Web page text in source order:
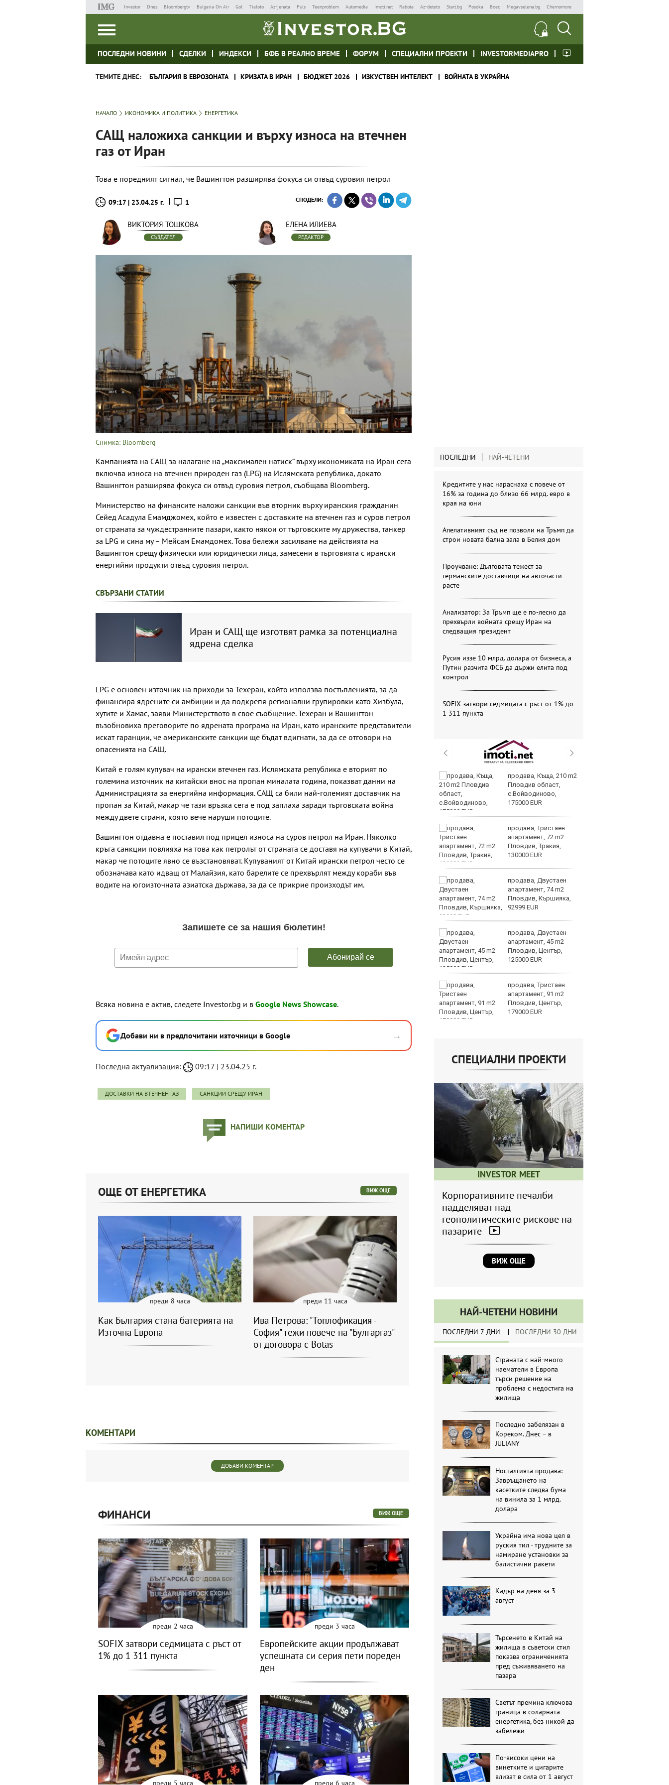
Investor Dnes Bloombergtv Bulgaria On Air Gol Tialoto Az-jenata Puls Teenproblem Automedia Imoti.net Rabota Az-deteto Start.bg Posoka Boec Megavselena.bg Chernomore
ПОСЛЕДНИ НОВИНИ СДЕЛКИ ИНДЕКСИ БФБ В РЕАЛНО ВРЕМЕ ФОРУМ СПЕЦИАЛНИ ПРОЕКТИ INVESTORMEDIAPRO
ТЕМИТЕ ДНЕС: БЪЛГАРИЯ В ЕВРОЗОНАТА КРИЗАТА В ИРАН БЮДЖЕТ 2026 ИЗКУСТВЕН ИНТЕЛЕКТ ВОЙНАТА В УКРАЙНА
НАЧАЛО ИКОНОМИКА И ПОЛИТИКА ЕНЕРГЕТИКА
САЩ наложиха санкции и върху износа на втечнен
газ от Иран
Това е поредният сигнал, че Вашингтон разширява фокуса си отвъд суровия петрол
09:17 | 23.04.25 г. 1 СПОДЕЛИ:
ВИКТОРИЯ ТОШКОВА
СЪЗДАТЕЛ
ЕЛЕНА ИЛИЕВА
РЕДАКТОР
Снимка: Bloomberg
Кампанията на САЩ за налагане на „максимален натиск“ върху икономиката на Иран сега
включва износа на втечнен природен газ (LPG) на Ислямската република, докато
Вашингтон разширява фокуса си отвъд суровия петрол, съобщава Bloomberg.
Министерство на финансите наложи санкции във вторник върху иранския гражданин
Сейед Асадула Емамджомех, който е известен с доставките на втечнен газ и суров петрол
от страната за чуждестранните пазари, както някои от търговските му дружества, танкер
за LPG и сина му – Мейсам Емамдомех. Това бележи засилване на действията на
Вашингтон срещу физически или юридически лица, замесени в търговията с ирански
енергийни продукти отвъд суровия петрол.
СВЪРЗАНИ СТАТИИ
Иран и САЩ ще изготвят рамка за потенциална
ядрена сделка
LPG е основен източник на приходи за Техеран, който използва постъпленията, за да
финансира ядрените си амбиции и да подкрепя регионални групировки като Хизбула,
хутите и Хамас, заяви Министерството в свое съобщение. Техеран и Вашингтон
възобновиха преговорите по ядрената програма на Иран, като иранските представители
искат гаранции, че американските санкции ще бъдат вдигнати, за да се отговори на
опасенията на САЩ.
Китай е голям купувач на ирански втечнен газ. Ислямската република е вторият по
големина източник на китайски внос на пропан миналата година, показват данни на
Администрацията за енергийна информация. САЩ са били най-големият доставчик на
пропан за Китай, макар че тази връзка сега е под заплаха заради търговската война
между двете страни, която вече наруши потоците.
Вашингтон отдавна е поставил под прицел износа на суров петрол на Иран. Няколко
кръга санкции повлияха на това как петролът от страната се доставя на купувачи в Китай,
макар че потоците явно се възстановяват. Купуваният от Китай ирански петрол често се
обозначава като идващ от Малайзия, като барелите се прехвърлят между кораби във
водите на югоизточната азиатска държава, за да се прикрие произходът им.
Всяка новина е актив, следете Investor.bg и в Google News Showcase.
Добави ни в предпочитани източници в Google →
Последна актуализация: 09:17 | 23.04.25 г.
ДОСТАВКИ НА ВТЕЧНЕН ГАЗ САНКЦИИ СРЕЩУ ИРАН
НАПИШИ КОМЕНТАР
ПОСЛЕДНИ НАЙ-ЧЕТЕНИ
Кредитите у нас нараснаха с повече от
16% за година до близо 66 млрд. евро в
края на юни
Апелативният съд не позволи на Тръмп да
строи новата бална зала в Белия дом
Проучване: Дълговата тежест за
германските доставчици на авточасти
расте
Анализатор: За Тръмп ще е по-лесно да
прехвърли войната срещу Иран на
следващия президент
Русия иззе 10 млрд. долара от бизнеса, а
Путин разчита ФСБ да държи елита под
контрол
SOFIX затвори седмицата с ръст от 1% до
1 311 пункта
Двоен ръст на
чревните инфекции за
седмица във
Варненско
проведе тази събота в
Морската градина на
Варна
ловния сезон за
Аматьорската купа
случая с „ловци на педофили“
продава, Къща, 210 m2
Пловдив област,
с.Войводиново,
175000 EUR
продава, Тристаен
апартамент, 72 m2
Пловдив, Тракия,
130000 EUR
продава, Двустаен
апартамент, 74 m2
Пловдив, Кършияка,
92999 EUR
продава, Двустаен
апартамент, 45 m2
Пловдив, Център,
125000 EUR
продава, Тристаен
апартамент, 91 m2
Пловдив, Център,
179000 EUR
СПЕЦИАЛНИ ПРОЕКТИ
INVESTOR MEET
Корпоративните печалби
надделяват над
геополитическите рискове на
пазарите
ВИЖ ОЩЕ
НАЙ-ЧЕТЕНИ НОВИНИ
ПОСЛЕДНИ 7 ДНИ ПОСЛЕДНИ 30 ДНИ
Страната с най-много
наематели в Европа
търси решение на
проблема с недостига на
жилища
Последно забелязан в
Кореком. Днес – в
JULIANY
Носталгията продава:
Завръщането на
касетките следва бума
на винила за 1 млрд.
долара
Украйна има нова цел в
руския тил - трудните за
намиране установки за
балистични ракети
Кадър на деня за 3
август
Търсенето в Китай на
жилища в съветски стил
показва ограниченията
пред съживяването на
пазара
Светът премина ключова
граница в соларната
енергетика, без никой да
забележи
По-високи цени на
винетките и цигарите
влизат в сила от 1 август
ОЩЕ ОТ ЕНЕРГЕТИКА ВИЖ ОЩЕ
преди 8 часа
Как България стана батерията на
Източна Европа
преди 11 часа
Ива Петрова: "Топлофикация -
София" тежи повече на "Булгаргаз"
от договора с Botas
КОМЕНТАРИ
ДОБАВИ КОМЕНТАР
ФИНАНСИ ВИЖ ОЩЕ
преди 2 часа
SOFIX затвори седмицата с ръст от
1% до 1 311 пункта
преди 3 часа
Европейските акции продължават
успешната си серия пети пореден
ден
преди 5 часа преди 6 часа